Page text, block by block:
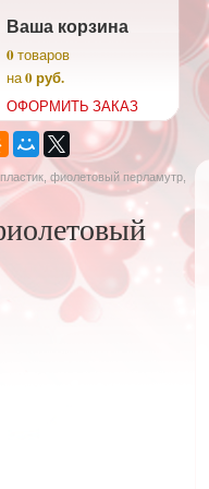
Ваша корзина
0товаров
на0 руб.
ОФОРМИТЬ ЗАКАЗ
фиолетовый перламутр,